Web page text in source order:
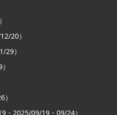
20）
29）
・2025/09/19・09/24）